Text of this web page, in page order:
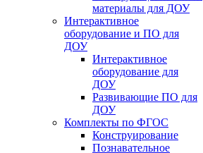
материалы для ДОУ
Интерактивное
оборудование и ПО для
ДОУ
Интерактивное
оборудование для
ДОУ
Развивающие ПО для
ДОУ
Комплекты по ФГОС
Конструирование
Познавательное